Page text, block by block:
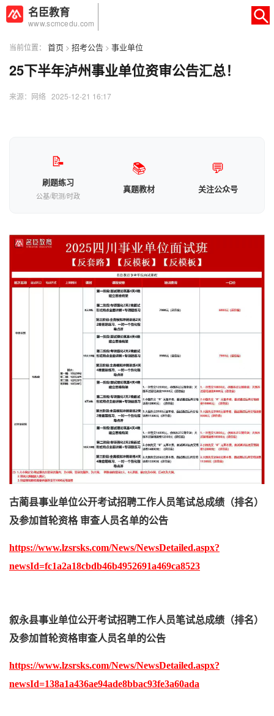
名臣教育
www.scmcedu.com
当前位置： 首页 > 招考公告 > 事业单位
25下半年泸州事业单位资审公告汇总！
来源：网络 2025-12-21 16:17
📝
刷题练习
公基/职测/时政
📚
真题教材
💬
关注公众号
古蔺县事业单位公开考试招聘工作人员笔试总成绩（排名）
及参加首轮资格 审查人员名单的公告
https://www.lzsrsks.com/News/NewsDetailed.aspx?
newsId=fc1a2a18cbdb46b4952691a469ca8523
叙永县事业单位公开考试招聘工作人员笔试总成绩（排名）
及参加首轮资格审查人员名单的公告
https://www.lzsrsks.com/News/NewsDetailed.aspx?
newsId=138a1a436ae94ade8bbac93fe3a60ada
AI智能助手 转人工
常见问题
1.seo如何优化